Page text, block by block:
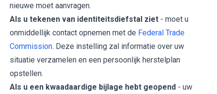
nieuwe moet aanvragen.
Als u tekenen van identiteitsdiefstal ziet - moet u
onmiddellijk contact opnemen met de Federal Trade
Commission. Deze instelling zal informatie over uw
situatie verzamelen en een persoonlijk herstelplan
opstellen.
Als u een kwaadaardige bijlage hebt geopend - uw